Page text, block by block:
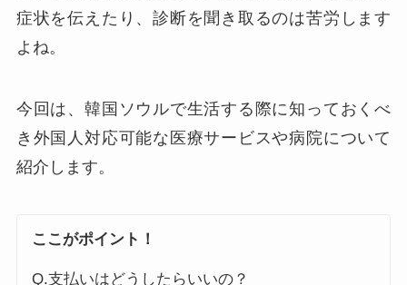
症状を伝えたり、診断を聞き取るのは苦労します
よね。
今回は、韓国ソウルで生活する際に知っておくべ
き外国人対応可能な医療サービスや病院について
紹介します。
ここがポイント！
Q.支払いはどうしたらいいの？